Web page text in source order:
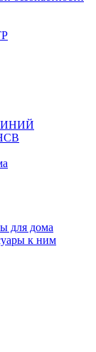
для дома
к ним